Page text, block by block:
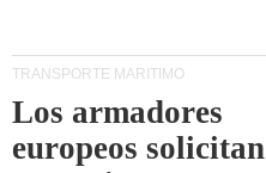
TRANSPORTE MARÍTIMO
Los armadores
europeos solicitan